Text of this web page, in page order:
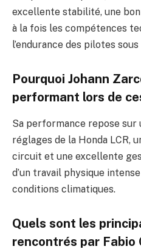
excellente stabilité, une
à la fois les compétences
l’endurance des pilotes
Pourquoi Johann
performant lors de
Sa performance repose sur
réglages de la Honda LCR,
circuit et une excellente
d’un travail physique
conditions climatiques.
Quels sont les
rencontrés par Fabio